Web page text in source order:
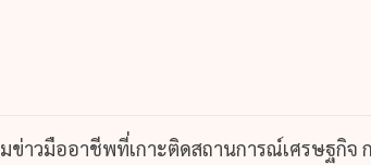
ข่าวมืออาชีพที่เกาะติดสถานการณ์เศรษฐกิจ